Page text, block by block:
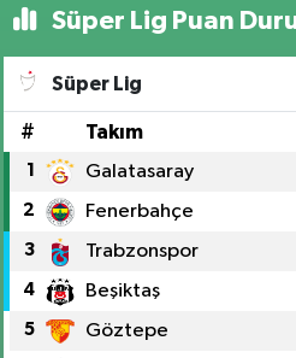
Süper Lig Puan
Süper Lig
# Takım
1 Galatasaray
2 Fenerbahçe
3 Trabzonspor
4 Beşiktaş
5 Göztepe